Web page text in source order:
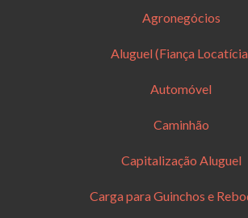
Agronegócios
Aluguel (Fiança
Automóvel
Caminhão
Capitalização Aluguel
Carga para Guinchos e